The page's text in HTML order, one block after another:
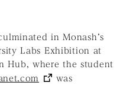
in Monash’s
Labs Exhibition at
Hub, where the student
was